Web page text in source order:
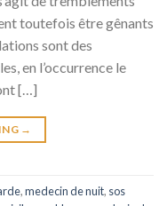
toutefois être gênants
sont des
en l’occurrence le
[…]
→
,medecin de nuit, sos